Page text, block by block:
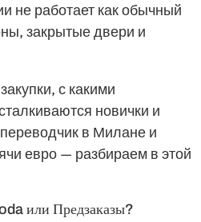
не работает как обычный
закрытые двери и
с какими
новички и
в Милане и
евро — разбираем в этой
или Предзаказы?